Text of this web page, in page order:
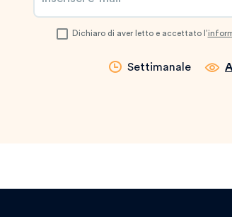
Dichiaro di aver letto e accettato l’
Settimanale